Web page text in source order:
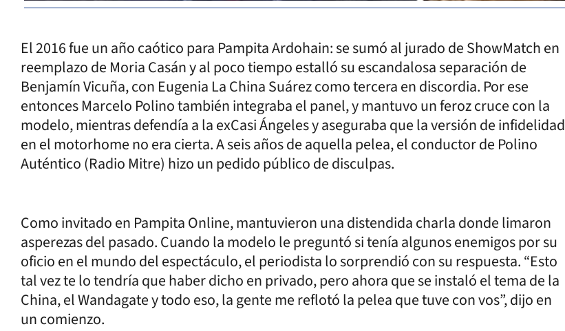
El 2016 fue un año caótico para Pampita Ardohain: se sumó al jurado de ShowMatch en
reemplazo de Moria Casán y al poco tiempo estalló su escandalosa separación de
Benjamín Vicuña, con Eugenia La China Suárez como tercera en discordia. Por ese
entonces Marcelo Polino también integraba el panel, y mantuvo un feroz cruce con la
modelo, mientras defendía a la exCasi Ángeles y aseguraba que la versión de infidelidad
en el motorhome no era cierta. A seis años de aquella pelea, el conductor de Polino
Auténtico (Radio Mitre) hizo un pedido público de disculpas.
Como invitado en Pampita Online, mantuvieron una distendida charla donde limaron
asperezas del pasado. Cuando la modelo le preguntó si tenía algunos enemigos por su
oficio en el mundo del espectáculo, el periodista lo sorprendió con su respuesta. “Esto
tal vez te lo tendría que haber dicho en privado, pero ahora que se instaló el tema de la
China, el Wandagate y todo eso, la gente me reflotó la pelea que tuve con vos”, dijo en
un comienzo.